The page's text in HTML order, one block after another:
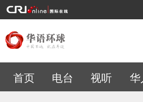
首页 电台 视听 华